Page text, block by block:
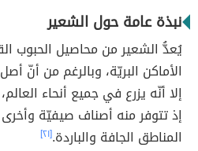
نبذة عامة حول الشعير
يُعدُّ الشعير من محاصيل الحبوب
الأماكن البريّة، وبالرغم من أنّ
إلا أنّه يزرع في جميع أنحاء
إذ تتوفر منه أصناف صيفيّة
المناطق الجافة والباردة.[٢١]